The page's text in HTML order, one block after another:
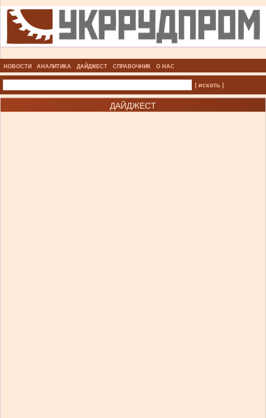
НОВОСТИ АНАЛИТИКА ДАЙДЖЕСТ СПРАВОЧНИК О НАС
| искать |
ДАЙДЖЕСТ